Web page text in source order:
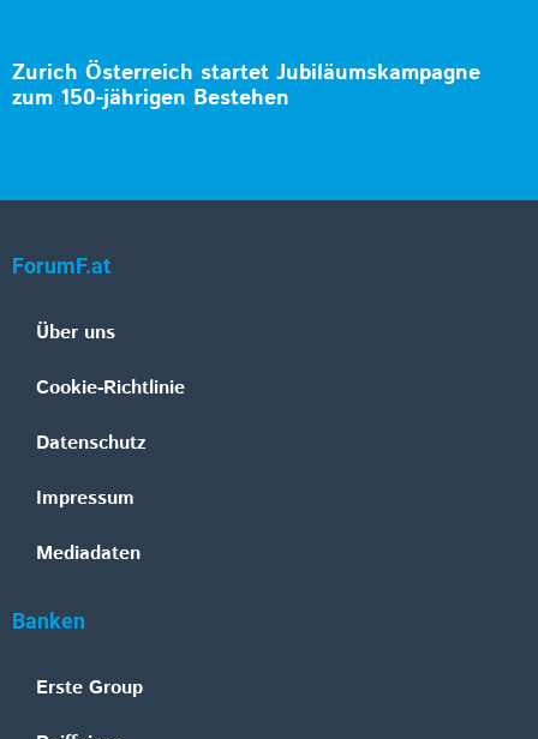
Zurich Österreich startet Jubiläumskampagne
zum 150-jährigen Bestehen
ForumF.at
Über uns
Cookie-Richtlinie
Datenschutz
Impressum
Mediadaten
Banken
Erste Group